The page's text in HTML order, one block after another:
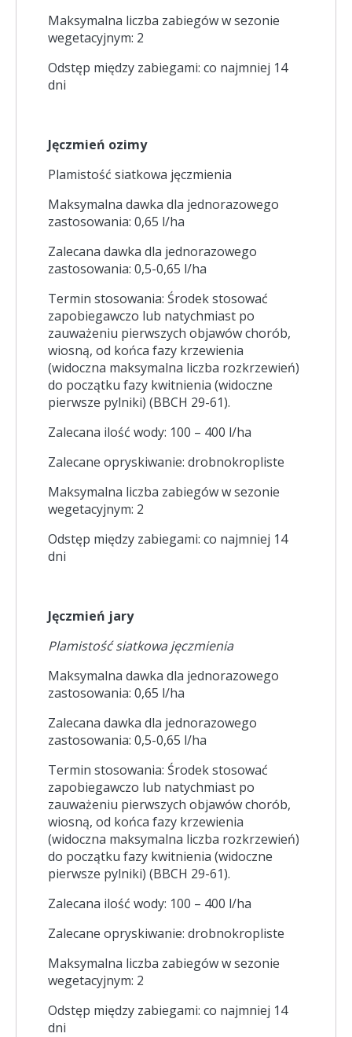
Maksymalna liczba zabiegów w sezonie
wegetacyjnym: 2
Odstęp między zabiegami: co najmniej 14
dni
Jęczmień ozimy
Plamistość siatkowa jęczmienia
Maksymalna dawka dla jednorazowego
zastosowania: 0,65 l/ha
Zalecana dawka dla jednorazowego
zastosowania: 0,5-0,65 l/ha
Termin stosowania: Środek stosować
zapobiegawczo lub natychmiast po
zauważeniu pierwszych objawów chorób,
wiosną, od końca fazy krzewienia
(widoczna maksymalna liczba rozkrzewień)
do początku fazy kwitnienia (widoczne
pierwsze pylniki) (BBCH 29-61).
Zalecana ilość wody: 100 – 400 l/ha
Zalecane opryskiwanie: drobnokropliste
Maksymalna liczba zabiegów w sezonie
wegetacyjnym: 2
Odstęp między zabiegami: co najmniej 14
dni
Jęczmień jary
Plamistość siatkowa jęczmienia
Maksymalna dawka dla jednorazowego
zastosowania: 0,65 l/ha
Zalecana dawka dla jednorazowego
zastosowania: 0,5-0,65 l/ha
Termin stosowania: Środek stosować
zapobiegawczo lub natychmiast po
zauważeniu pierwszych objawów chorób,
wiosną, od końca fazy krzewienia
(widoczna maksymalna liczba rozkrzewień)
do początku fazy kwitnienia (widoczne
pierwsze pylniki) (BBCH 29-61).
Zalecana ilość wody: 100 – 400 l/ha
Zalecane opryskiwanie: drobnokropliste
Maksymalna liczba zabiegów w sezonie
wegetacyjnym: 2
Odstęp między zabiegami: co najmniej 14
dni